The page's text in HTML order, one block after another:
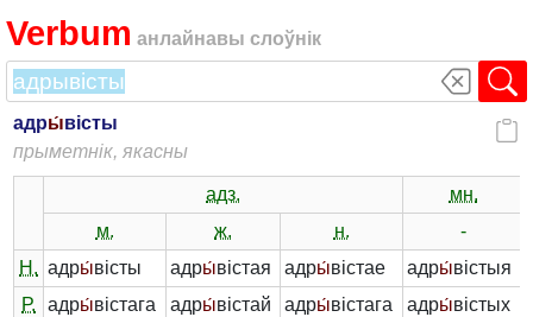
Verbum анлайнавы слоўнік
адры́вісты
прыметнік, якасны
адз.
мн.
м.
ж. н.
-
Н. адры́вісты адры́вістая адры́вістае адры́вістыя
Р.
адры́вістага адры́вістай
адры́вістага адры́вістых